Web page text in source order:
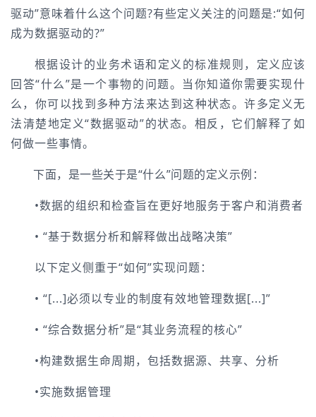
驱动”意味着什么这个问题?有些定义关注的问题是:“如何
成为数据驱动的?”
根据设计的业务术语和定义的标准规则，定义应该
回答“什么”是一个事物的问题。当你知道你需要实现什
么，你可以找到多种方法来达到这种状态。许多定义无
法清楚地定义“数据驱动”的状态。相反，它们解释了如
何做一些事情。
下面，是一些关于是“什么”问题的定义示例：
•数据的组织和检查旨在更好地服务于客户和消费者
• “基于数据分析和解释做出战略决策”
以下定义侧重于“如何”实现问题：
• “[...]必须以专业的制度有效地管理数据[...]”
• “综合数据分析”是“其业务流程的核心”
•构建数据生命周期，包括数据源、共享、分析
•实施数据管理